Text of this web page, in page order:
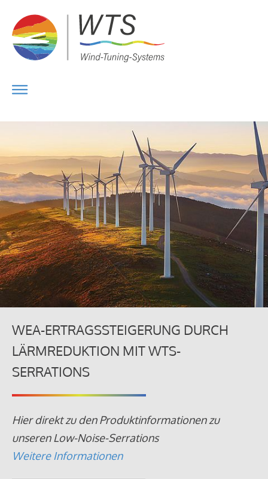
WEA-ERTRAGSSTEIGERUNG DURCH
LÄRMREDUKTION MIT WTS-
SERRATIONS
Hier direkt zu den Produktinformationen zu
unseren Low-Noise-Serrations
Weitere Informationen